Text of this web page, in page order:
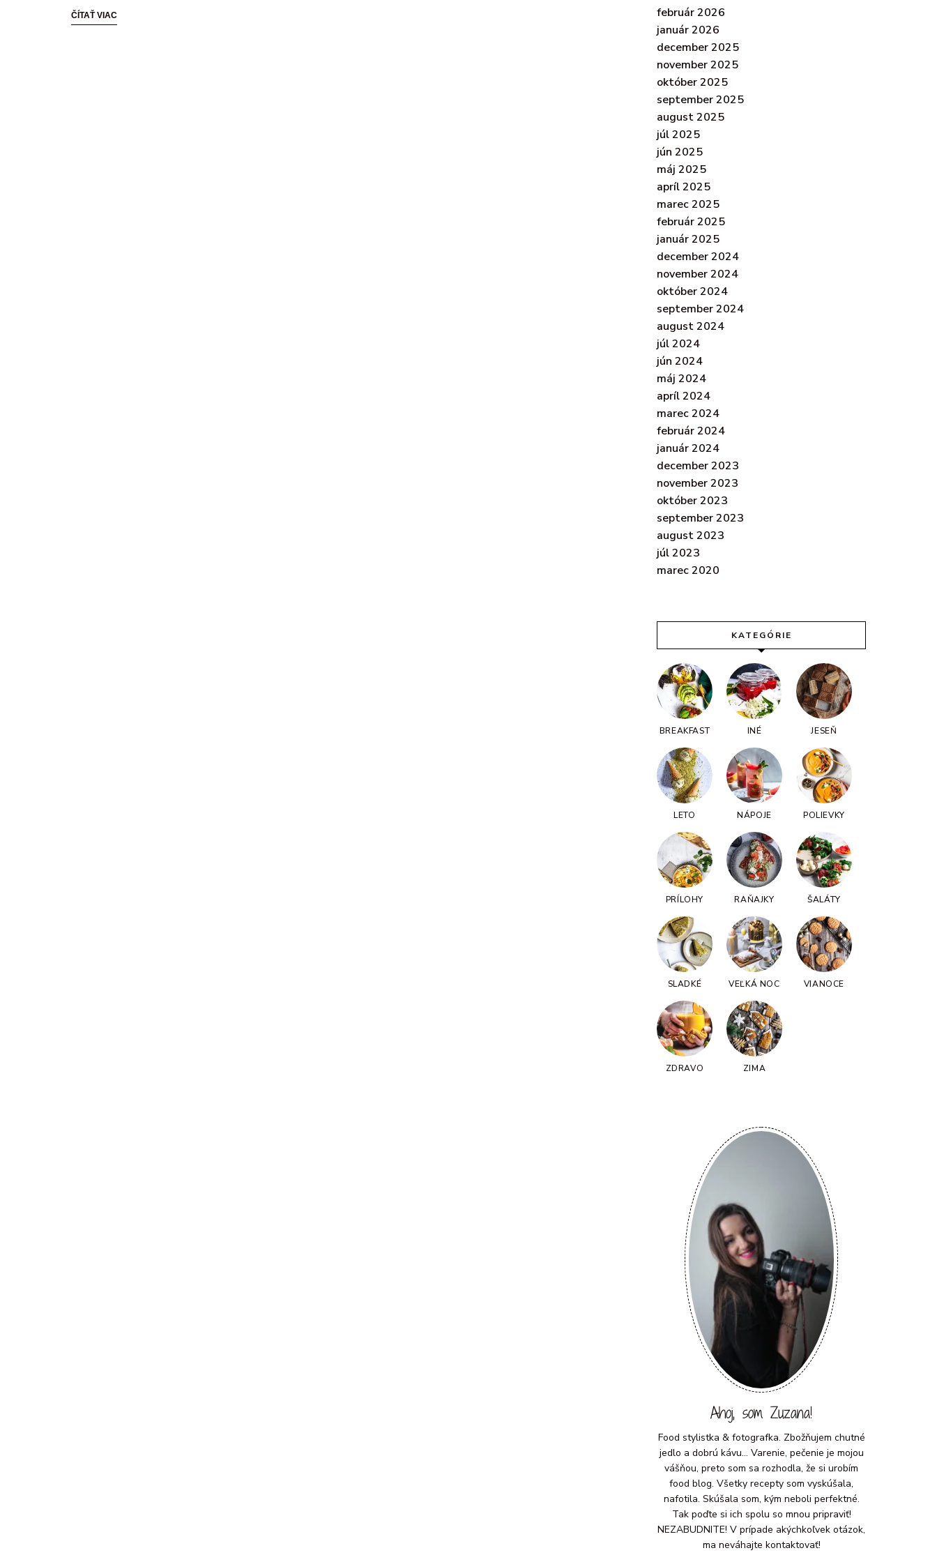
ČÍTAŤ VIAC
február 2026
január 2026
december 2025
november 2025
október 2025
september 2025
august 2025
júl 2025
jún 2025
máj 2025
apríl 2025
marec 2025
február 2025
január 2025
december 2024
november 2024
október 2024
september 2024
august 2024
júl 2024
jún 2024
máj 2024
apríl 2024
marec 2024
február 2024
január 2024
december 2023
november 2023
október 2023
september 2023
august 2023
júl 2023
marec 2020
KATEGÓRIE
BREAKFAST INÉ JESEŇ
LETO NÁPOJE POLIEVKY
PRÍLOHY RAŇAJKY ŠALÁTY
SLADKÉ VEĽKÁ NOC VIANOCE
ZDRAVO ZIMA
Ahoj, som Zuzana!
Food stylistka & fotografka. Zbožňujem chutné
jedlo a dobrú kávu... Varenie, pečenie je mojou
vášňou, preto som sa rozhodla, že si urobím
food blog. Všetky recepty som vyskúšala,
nafotila. Skúšala som, kým neboli perfektné.
Tak poďte si ich spolu so mnou pripraviť!
NEZABUDNITE! V prípade akýchkoľvek otázok,
ma neváhajte kontaktovať!